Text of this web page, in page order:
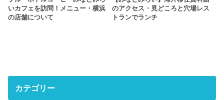
いカフェを訪問！メニュー・横浜
の店舗について
のアクセス・見どころと穴場レス
トランでランチ
カテゴリー